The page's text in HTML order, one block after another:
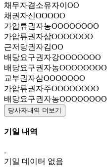
채무자겸소유자이OO
채권자신OOOOO
가압류권자농OOOOOOOO
가압류권자삼OOOOOOO
근저당권자김OO
배당요구권자강OOOOOOO
배당요구권자농OOOOOOOO
교부권자삼OOOOOOO
가압류권자주OOOOOOOO
배당요구권자농OOOOOOOO
당사자내역 더보기
기일 내역
-
기일 데이터 없음